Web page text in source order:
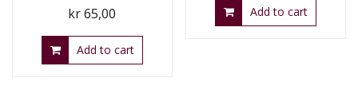
kr65,00
Add to cart
Add to cart